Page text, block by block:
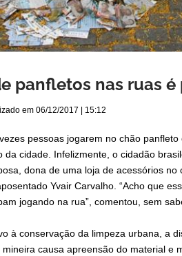
panfletos nas ruas
em 06/12/2017 | 15:12
pessoas jogarem no chão
da cidade. Infelizmente, o cidadão
dona de uma loja de acessórios
Yvair Carvalho. “Acho que
jogando na rua”, comentou, sem
à conservação da limpeza urbana, a
causa apreensão do material e